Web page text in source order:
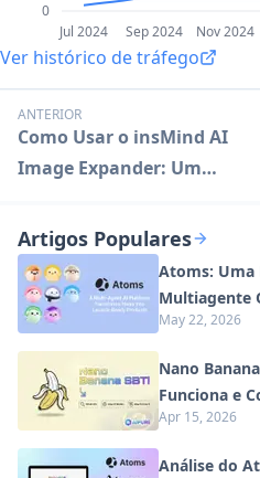
Jul 2024 Sep 2024 Nov 2024
0
Ver histórico de tráfego
ANTERIOR
Como Usar o insMind AI
Image Expander: Um
Artigos Populares
Atoms: Uma
Multiagente
Produtos
May 22, 2026
Nano
Funciona e
Apr 15, 2026
Análise do